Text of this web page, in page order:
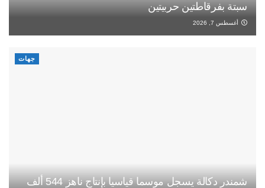
سبتة بفرقاطتين حربيتين
أغسطس 7, 2026
جهات
شمندر دكالة يسجل موسما قياسيا بإنتاج ناهز 544 ألف